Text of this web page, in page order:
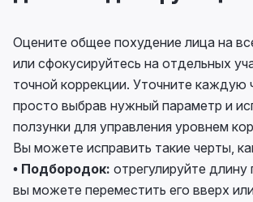
Оцените общее похудение лица на
или сфокусируйтесь на отдельных
точной коррекции. Уточните каждую
просто выбрав нужный параметр и
ползунки для управления уровнем
Вы можете исправить такие черты,
• Подбородок: отрегулируйте
вы можете переместить его вверх